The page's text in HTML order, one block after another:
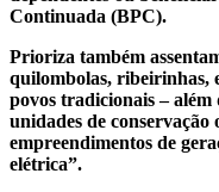
Continuada (BPC).
Prioriza também
quilombolas, ribeirinhas,
povos tradicionais – além
unidades de
empreendimentos de
elétrica”.